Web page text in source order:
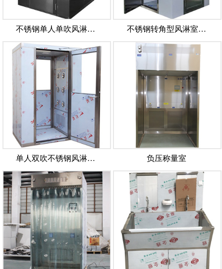
不锈钢单人单吹风淋… 不锈钢转角型风淋室…
单人双吹不锈钢风淋… 负压称量室